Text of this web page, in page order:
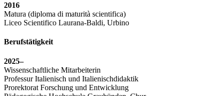
2016
Matura (diploma di maturità scientifica)
Liceo Scientifico Laurana-Baldi, Urbino
Berufstätigkeit
2025–
Wissenschaftliche Mitarbeiterin
Professur Italienisch und Italienischdidaktik
Prorektorat Forschung und Entwicklung